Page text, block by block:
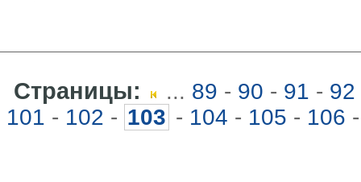
Страницы: ... 89 - 90 - 91 - 92
101 - 102 - 103 - 104 - 105 - 106 -